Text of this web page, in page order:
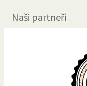
Naši partneři